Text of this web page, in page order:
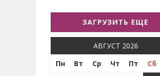
ЗАГРУЗИТЬ ЕЩЕ
АВГУСТ 2026
Пн
Вт Ср Чт Пт Сб